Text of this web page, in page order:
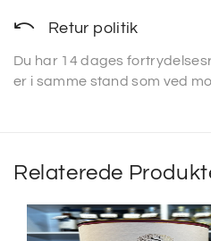
Retur politik
Du har 14 dages
er i samme stand som ved
Relaterede